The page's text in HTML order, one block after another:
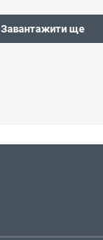
Завантажити ще